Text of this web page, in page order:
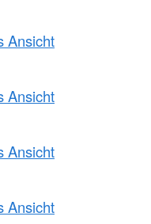
Ansicht
Ansicht
Ansicht
Ansicht